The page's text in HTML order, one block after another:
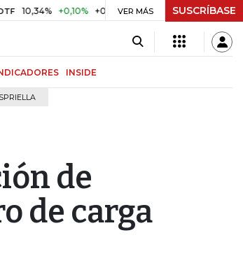
+0,10% +0,98% UVR $ 416,96 +$ 0,05
VER MÁS SUSCRÍBASE
INSIDE
de
de carga